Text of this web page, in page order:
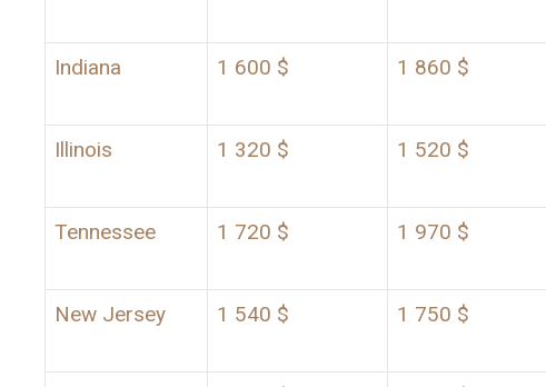
Indiana 1 600 $ 1 860 $
Illinois 1 320 $ 1 520 $
Tennessee 1 720 $ 1 970 $
New Jersey 1 540 $ 1 750 $